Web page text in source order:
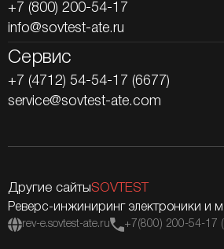
+7 (800) 200-54-17
info@sovtest-ate.ru
Сервис
+7 (4712) 54-54-17 (6677)
service@sovtest-ate.com
Другие сайтыSOVTEST
Реверс-инжиниринг электроники и
rev-e.sovtest-ate.ru +7(800) 200-54-17